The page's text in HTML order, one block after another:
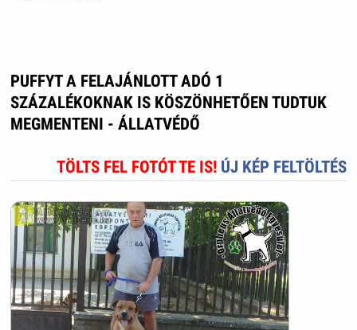
PUFFYT A FELAJÁNLOTT ADÓ 1
SZÁZALÉKOKNAK IS KÖSZÖNHETŐEN TUDTUK
MEGMENTENI - ÁLLATVÉDŐ
TÖLTS FEL FOTÓT TE IS! ÚJ KÉP FELTÖLTÉS